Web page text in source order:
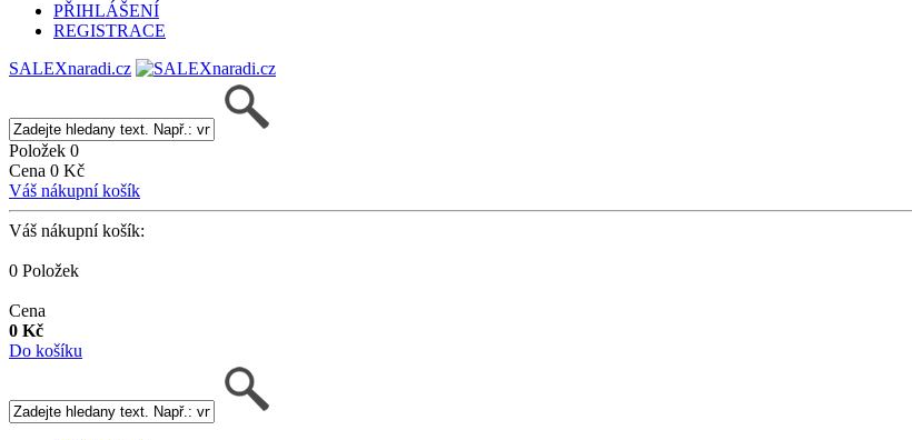
PŘIHLÁŠENÍ
REGISTRACE
SALEXnaradi.cz
Položek 0
Cena 0 Kč
Váš nákupní košík
Váš nákupní košík:
0 Položek
Cena
0 Kč
Do košíku